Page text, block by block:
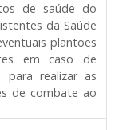
de saúde do
da Saúde
plantões
em caso de
para realizar as
de combate ao